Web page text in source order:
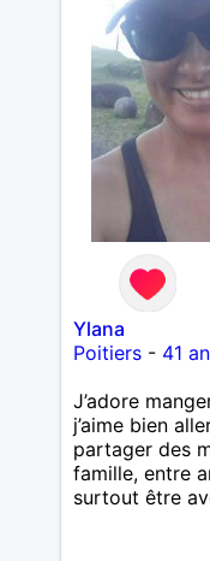
Ylana
Poitiers- 41
J’adore
j’aime bien
partager des
famille, entre
surtout être